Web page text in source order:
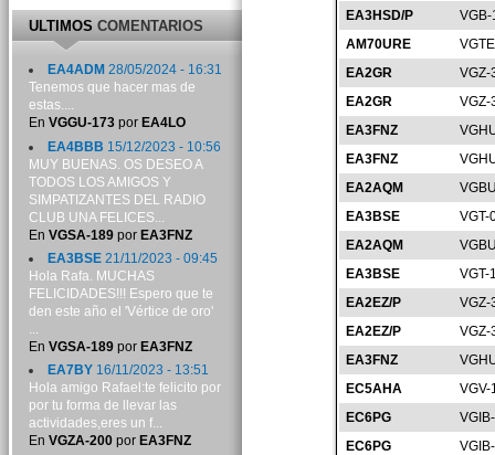
EA3HSD/P
AM70URE
EA2GR
VGZ-
EA2GR
VGZ-
EA3FNZ
EA3FNZ
EA2AQM
EA3BSE
VGT-
EA2AQM
EA3BSE
VGT-
EA2EZ/P
VGZ-
EA2EZ/P
VGZ-
EA3FNZ
EC5AHA
VGV-
EC6PG
EC6PG
ULTIMOSCOMENTARIOS
EA4ADM 28/05/2024 - 16:31
Tenemos que hacer mas de
estas....
En VGGU-173por EA4LO
EA4BBB 15/12/2023 - 10:56
MUY BUENAS. OS DESEO A
TODOS LOS AMIGOS Y
SIMPATIZANTES DEL RADIO
CLUB UNA FELICES...
En VGSA-189por EA3FNZ
EA3BSE21/11/2023 - 09:45
Hola Rafa. MUCHAS
FELICIDADES!!! Espero que te
den este año el 'Vértice de oro'
...
En VGSA-189por EA3FNZ
EA7BY16/11/2023 - 13:51
Hola amigo Rafael:te felicito por
por tu forma de llevar las
actividades,eres un f...
En VGZA-200por EA3FNZ